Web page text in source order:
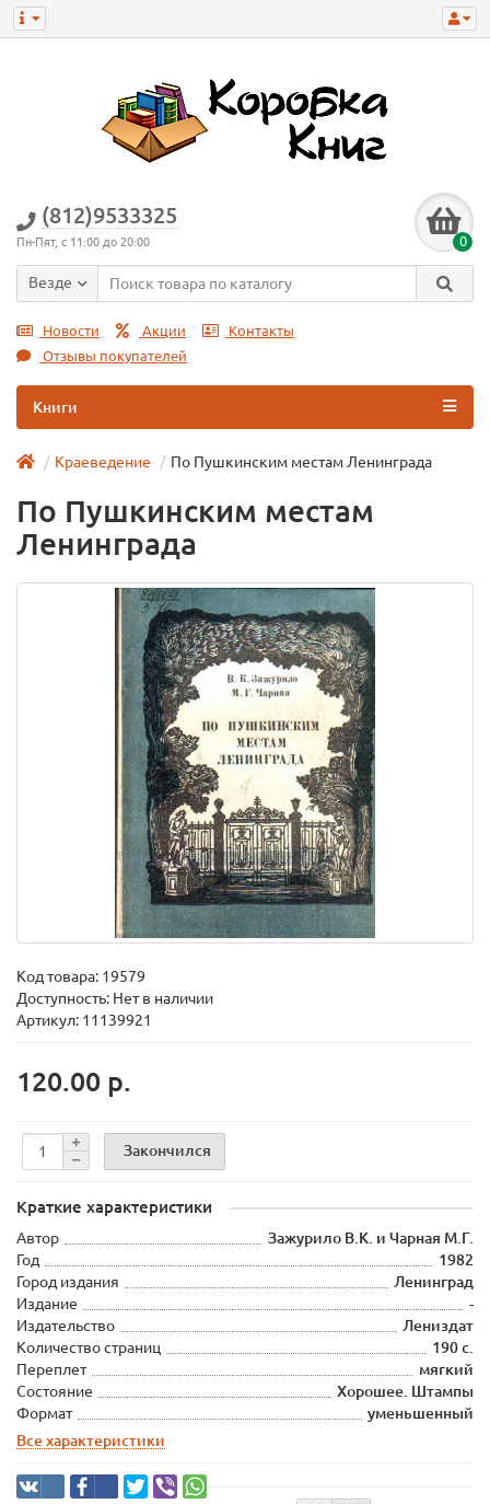
(812)9533325
Пн-Пят, с 11:00 до 20:00 0
Везде
Новости Акции
Контакты
Отзывы покупателей
Книги
Краеведение По Пушкинским местам Ленинграда
По Пушкинским местам
Ленинграда
Код товара: 19579
Доступность: Нет в наличии
Артикул: 11139921
120.00 р.
Закончился
Краткие характеристики
Автор
Зажурило В.К. и Чарная М.Г.
Год
1982
Город издания
Ленинград
Издание
-
Издательство
Лениздат
Количество страниц
190 с.
Переплет
мягкий
Состояние
Хорошее. Штампы
Формат
уменьшенный
Все характеристики